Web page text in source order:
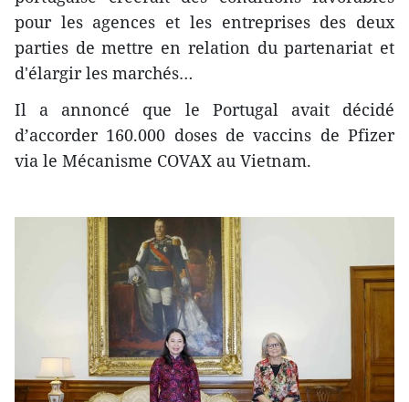
pour les agences et les entreprises des deux
parties de mettre en relation du partenariat et
d'élargir les marchés…
Il a annoncé que le Portugal avait décidé
d’accorder 160.000 doses de vaccins de Pfizer
via le Mécanisme COVAX au Vietnam.